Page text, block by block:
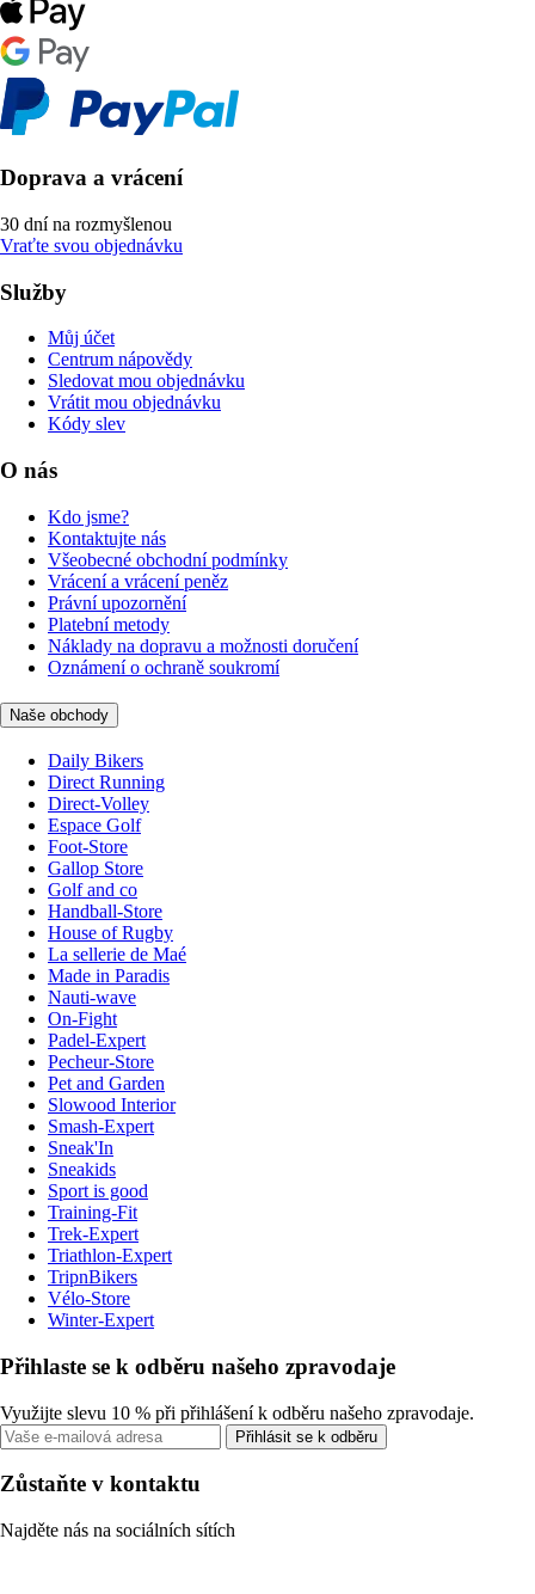
Doprava a vrácení
30 dní na rozmyšlenou
Vraťte svou objednávku
Služby
Můj účet
Centrum nápovědy
Sledovat mou objednávku
Vrátit mou objednávku
Kódy slev
O nás
Kdo jsme?
Kontaktujte nás
Všeobecné obchodní podmínky
Vrácení a vrácení peněz
Právní upozornění
Platební metody
Náklady na dopravu a možnosti doručení
Oznámení o ochraně soukromí
Naše obchody
Daily Bikers
Direct Running
Direct-Volley
Espace Golf
Foot-Store
Gallop Store
Golf and co
Handball-Store
House of Rugby
La sellerie de Maé
Made in Paradis
Nauti-wave
On-Fight
Padel-Expert
Pecheur-Store
Pet and Garden
Slowood Interior
Smash-Expert
Sneak'In
Sneakids
Sport is good
Training-Fit
Trek-Expert
Triathlon-Expert
TripnBikers
Vélo-Store
Winter-Expert
Přihlaste se k odběru našeho zpravodaje
Využijte slevu 10 % při přihlášení k odběru našeho zpravodaje.
Přihlásit se k odběru
Zůstaňte v kontaktu
Najděte nás na sociálních sítích